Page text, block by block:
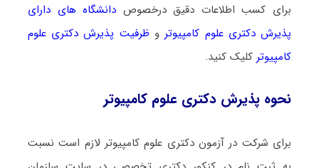
برای کسب اطلاعات دقیق درخصوص دانشگاه های دارای
پذیرش دکتری ﻋﻠﻮم ﻛﺎﻣﭙﻴﻮﺗﺮ و ظرفیت پذیرش دکتری ﻋﻠﻮم
ﻛﺎﻣﭙﻴﻮﺗﺮ کلیک کنید.
نحوه پذیرش دکتری ﻋﻠﻮم ﻛﺎﻣﭙﻴﻮﺗﺮ
برای شرکت در آزمون دکتری ﻋﻠﻮم ﻛﺎﻣﭙﻴﻮﺗﺮ لازم است نسبت